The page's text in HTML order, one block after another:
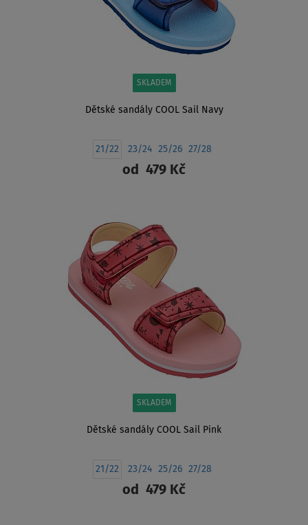
SKLADEM
Dětské sandály COOL Sail Navy
21/22 23/24 25/26 27/28
od 479 Kč
SKLADEM
Dětské sandály COOL Sail Pink
21/22 23/24 25/26 27/28
od 479 Kč